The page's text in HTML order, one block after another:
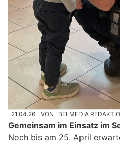
21.04.26 VON BELMEDIA
Gemeinsam im Einsatz im
Noch bis am 25. April